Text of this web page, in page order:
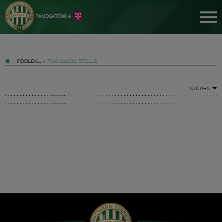
FŐOLDAL » TAG: ALICIA STOLLE
SZŰRÉS
Hírek